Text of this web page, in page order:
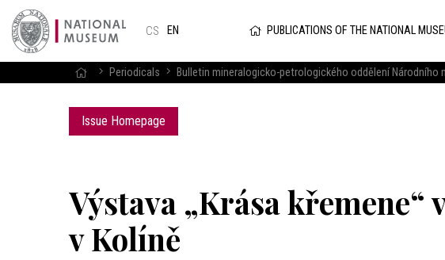
CS EN PUBLICATIONS OF THE NATIONAL
Periodicals Bulletin mineralogicko-petrologického oddělení Národního
Issue Homepage
Výstava „Krása křemene“
v Kolíně